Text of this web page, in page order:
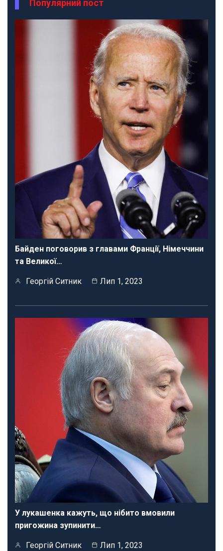
Популярний пост
Байден поговорив з главами Франції, Німеччини
та Великої…
Георгій Ситник Лип 1, 2023
У лукашенка кажуть, що нібито вмовили
пригожина зупинити…
Георгій Ситник Лип 1, 2023